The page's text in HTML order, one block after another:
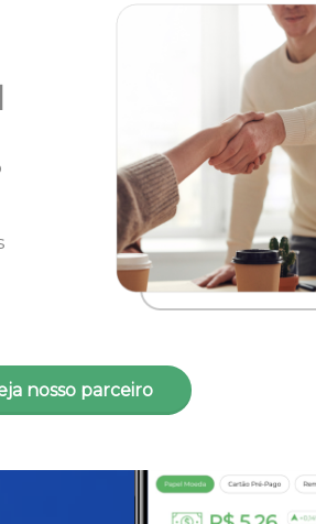
nosso parceiro